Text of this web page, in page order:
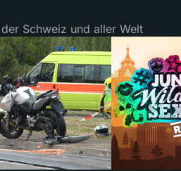
Schweiz und aller Welt